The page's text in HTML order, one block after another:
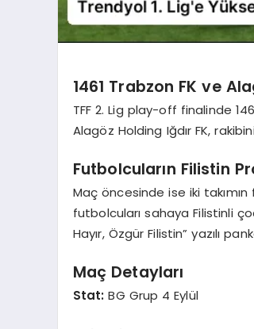
1461 Trabzon FK ve
TFF 2. Lig play-off finalinde
Alagöz Holding Iğdır FK,
Futbolcuların Filistin
Maç öncesinde ise iki takımın
futbolcuları sahaya Filistinli
Hayır, Özgür Filistin” yazılı
Maç Detayları
Stat: BG Grup 4 Eylül